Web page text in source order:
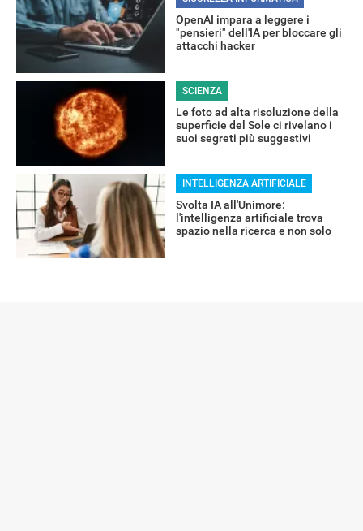
OpenAI impara a leggere i
"pensieri" dell'IA per bloccare gli
attacchi hacker
SCIENZA
Le foto ad alta risoluzione della
superficie del Sole ci rivelano i
suoi segreti più suggestivi
INTELLIGENZA ARTIFICIALE
Svolta IA all'Unimore:
l'intelligenza artificiale trova
spazio nella ricerca e non solo